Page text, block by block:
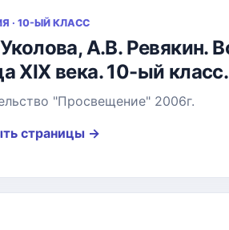
· 10-ЫЙ КЛАСС
А.В. Ревякин.
XIX века. 10-ый
"Просвещение" 2006г.
страницы →